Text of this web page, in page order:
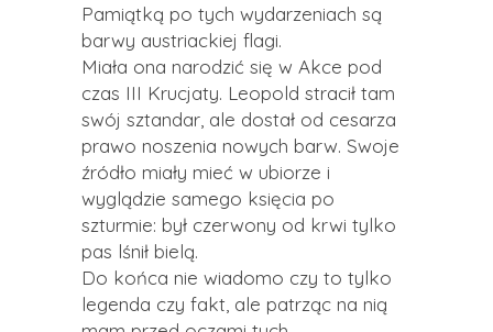
Pamiątką po tych wydarzeniach są
barwy austriackiej flagi.
Miała ona narodzić się w Akce pod
czas III Krucjaty. Leopold stracił tam
swój sztandar, ale dostał od cesarza
prawo noszenia nowych barw. Swoje
źródło miały mieć w ubiorze i
wyglądzie samego księcia po
szturmie: był czerwony od krwi tylko
pas lśnił bielą.
Do końca nie wiadomo czy to tylko
legenda czy fakt, ale patrząc na nią